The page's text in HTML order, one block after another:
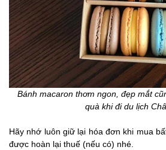
Bánh macaron thơm ngon, đẹp mắt
quà khi đi du lịch
Hãy nhớ luôn giữ lại hóa đơn khi mua
được hoàn lại thuế (nếu có) nhé.